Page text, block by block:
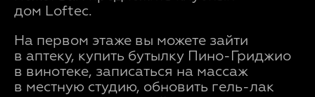
дом Loftec.
На первом этаже вы можете зайти
в аптеку, купить бутылку Пино-Гриджио
в винотеке, записаться на массаж
в местную студию, обновить гель-лак